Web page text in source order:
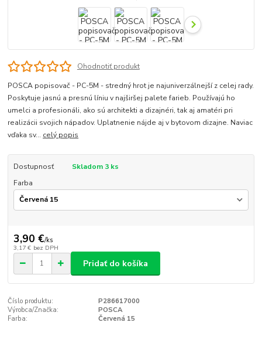
Ohodnotiť produkt
POSCA popisovač - PC-5M - stredný hrot je najuniverzálnejší z celej rady.
Poskytuje jasnú a presnú líniu v najširšej palete farieb. Používajú ho
umelci a profesionáli, ako sú architekti a dizajnéri, tak aj amatéri pri
realizácii svojich nápadov. Uplatnenie nájde aj v bytovom dizajne. Naviac
vďaka sv... celý popis
Dostupnosť
Skladom 3 ks
Farba
3,90 €/ks
3,17 € bez DPH
Pridať do košíka
Číslo produktu:
P286617000
Výrobca/Značka:
POSCA
Farba:
Červená 15